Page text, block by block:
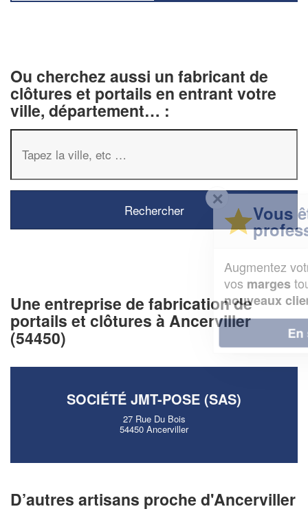
Ou cherchez aussi un fabricant de
clôtures et portails en entrant votre
ville, département… :
Une entreprise de fabrication de
portails et clôtures à Ancerviller
(54450)
SOCIÉTÉ JMT-POSE (SAS)
27 Rue Du Bois
54450 Ancerviller
D’autres artisans proche d'Ancerviller
✕
Vous êtes un
professionnel ?
chiffre d'affaireset
tout en gagnant de
nouveaux clients!
En savoir plus